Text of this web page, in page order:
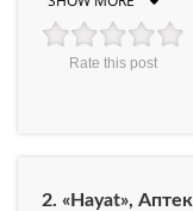
Rate this post
2. «Hayat»,